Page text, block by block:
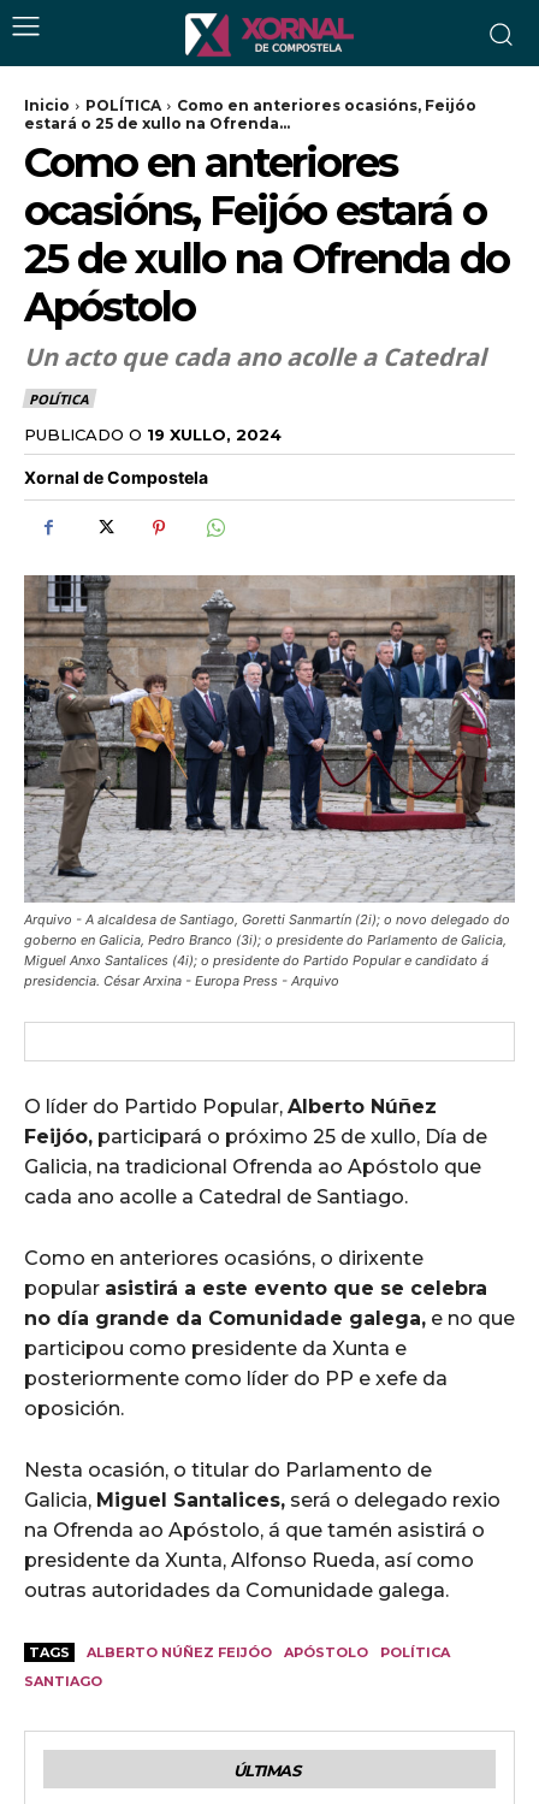
Inicio POLÍTICA
Como en anteriores ocasións, Feijóo
estará o 25 de xullo na Ofrenda...
Como en anteriores
ocasións, Feijóo estará o
25 de xullo na Ofrenda do
Apóstolo
Un acto que cada ano acolle a Catedral
POLÍTICA
PUBLICADO O 19 XULLO, 2024
Xornal de Compostela
Arquivo - A alcaldesa de Santiago, Goretti Sanmartín (2i); o novo delegado do
goberno en Galicia, Pedro Branco (3i); o presidente do Parlamento de Galicia,
Miguel Anxo Santalices (4i); o presidente do Partido Popular e candidato á
presidencia. César Arxina - Europa Press - Arquivo
O líder do Partido Popular, Alberto Núñez
Feijóo, participará o próximo 25 de xullo, Día de
Galicia, na tradicional Ofrenda ao Apóstolo que
cada ano acolle a Catedral de Santiago.
Como en anteriores ocasións, o dirixente
popular asistirá a este evento que se celebra
no día grande da Comunidade galega, e no que
participou como presidente da Xunta e
posteriormente como líder do PP e xefe da
oposición.
Nesta ocasión, o titular do Parlamento de
Galicia, Miguel Santalices, será o delegado rexio
na Ofrenda ao Apóstolo, á que tamén asistirá o
presidente da Xunta, Alfonso Rueda, así como
outras autoridades da Comunidade galega.
TAGS ALBERTO NÚÑEZ FEIJÓO APÓSTOLO
POLÍTICA
SANTIAGO
ÚLTIMAS